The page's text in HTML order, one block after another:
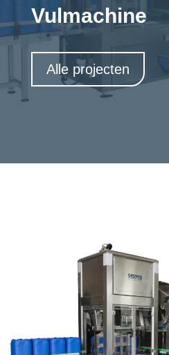
Vulmachine
Alle projecten